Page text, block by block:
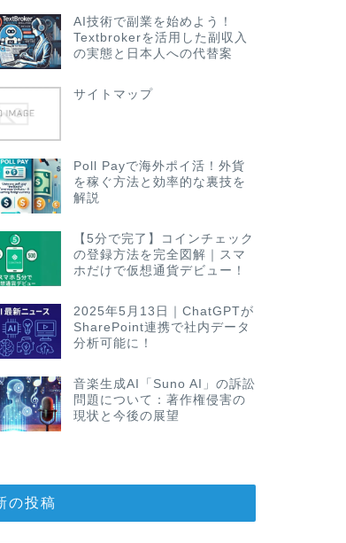
AI技術で副業を始めよう！
Textbrokerを活用した副収入
の実態と日本人への代替案
サイトマップ
Poll Payで海外ポイ活！外貨
を稼ぐ方法と効率的な裏技を
解説
【5分で完了】コインチェック
の登録方法を完全図解｜スマ
ホだけで仮想通貨デビュー！
2025年5月13日｜ChatGPTが
SharePoint連携で社内データ
分析可能に！
音楽生成AI「Suno AI」の訴訟
問題について：著作権侵害の
現状と今後の展望
の投稿